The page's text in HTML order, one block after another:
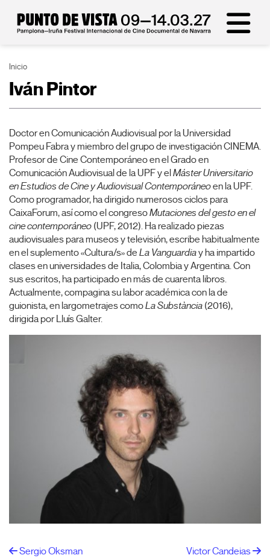
Inicio
Iván Pintor
Doctor en Comunicación Audiovisual por la Universidad
Pompeu Fabra y miembro del grupo de investigación CINEMA.
Profesor de Cine Contemporáneo en el Grado en
Comunicación Audiovisual de la UPF y elMáster Universitario
en Estudios de Cine y Audiovisual Contemporáneoen la UPF.
Como programador, ha dirigido numerosos ciclos para
CaixaForum, así como el congresoMutaciones del gesto en el
cine contemporáneo (UPF, 2012). Ha realizado piezas
audiovisuales para museos y televisión, escribe habitualmente
en el suplemento «Cultura/s» de La Vanguardiay ha impartido
clases en universidades de Italia, Colombia y Argentina. Con
sus escritos, ha participado en más de cuarenta libros.
Actualmente, compagina su labor académica con la de
guionista, en largometrajes comoLa Substància (2016),
dirigida por Lluís Galter.
Sergio Oksman Victor Candeias